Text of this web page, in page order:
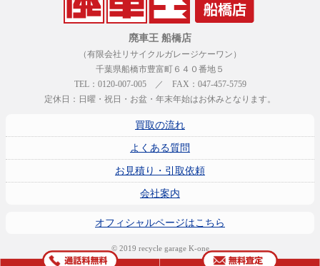
廃車王 船橋店
（有限会社リサイクルガレージケーワン）
千葉県船橋市豊富町６４０番地５
TEL：0120-007-005 ／ FAX：047-457-5759
定休日：日曜・祝日・お盆・年末年始はお休みとなります。
買取の流れ
よくある質問
お見積り・引取依頼
会社案内
オフィシャルページはこちら
© 2019 recycle garage K-one